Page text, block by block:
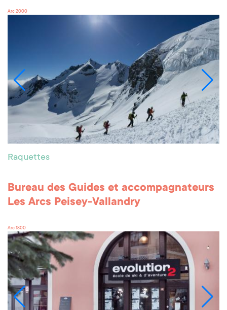
Arc 2000
Raquettes
Bureau des Guides et accompagnateurs
Les Arcs Peisey-Vallandry
Arc 1800